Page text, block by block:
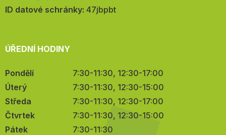
mail:
ID datové schránky: 47jbpbt
ÚŘEDNÍ HODINY
Pondělí
7:30-11:30, 12:30-17:00
Úterý
7:30-11:30, 12:30-15:00
Středa
7:30-11:30, 12:30-17:00
Čtvrtek
7:30-11:30, 12:30-15:00
Pátek
7:30-11:30